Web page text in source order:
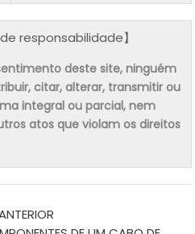
responsabilidade】
deste site, ninguém
citar, alterar, transmitir ou
integral ou parcial, nem
atos que violam os direitos